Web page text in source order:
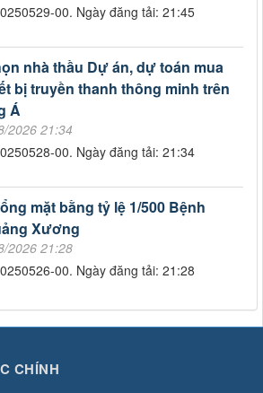
00. Ngày đăng tải: 21:45
nhà thầu Dự án, dự toán mua
bị truyền thanh thông minh trên
Á
2026 21:34
00. Ngày đăng tải: 21:34
mặt bằng tỷ lệ 1/500 Bệnh
Xương
2026 21:28
00. Ngày đăng tải: 21:28
CHÍNH